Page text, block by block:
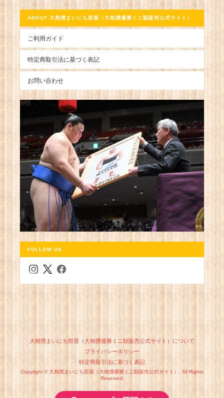
ABOUT 大相撲まいにち部屋（大相撲優勝ミニ額販売公式サイト）
ご利用ガイド
特定商取引法に基づく表記
お問い合わせ
FOLLOW US
大相撲まいにち部屋（大相撲優勝ミニ額販売公式サイト）について
プライバシーポリシー
特定商取引法に基づく表記
Copyright © 大相撲まいにち部屋（大相撲優勝ミニ額販売公式サイト）. All Rights
Reserved.